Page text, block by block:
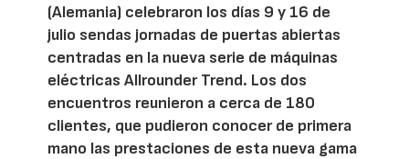
(Alemania) celebraron los días 9 y 16 de
julio sendas jornadas de puertas abiertas
centradas en la nueva serie de máquinas
eléctricas Allrounder Trend. Los dos
encuentros reunieron a cerca de 180
clientes, que pudieron conocer de primera
mano las prestaciones de esta nueva gama